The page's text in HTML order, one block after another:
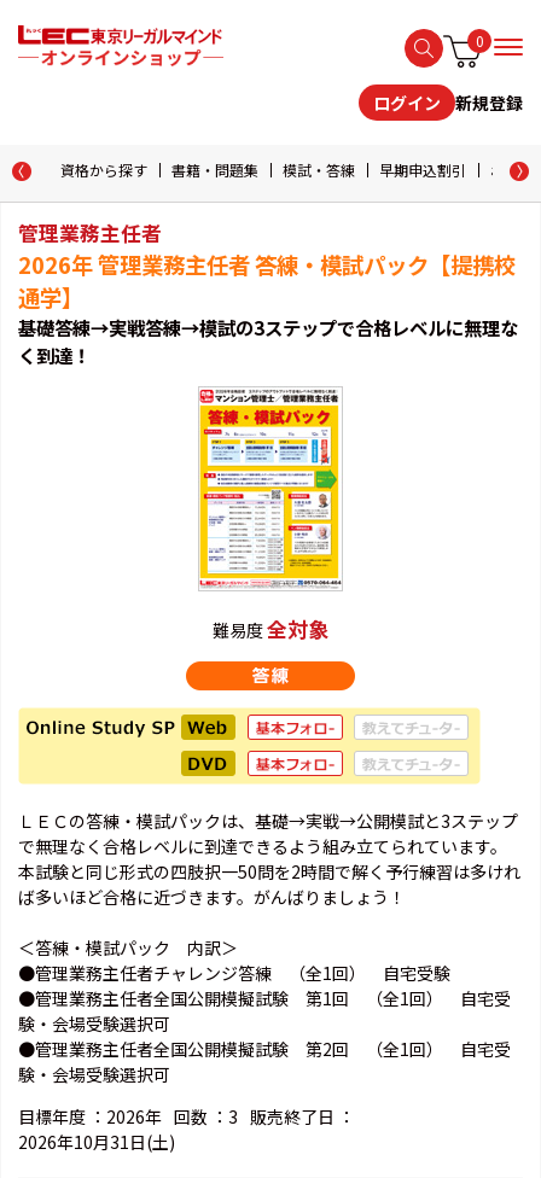
0
ログイン 新規登録
資格から探す 書籍・問題集 模試・答練 早期申込割引 おため
管理業務主任者
2026年 管理業務主任者 答練・模試パック【提携校
通学】
基礎答練→実戦答練→模試の3ステップで合格レベルに無理な
く到達！
難易度全対象
ＬＥＣの答練・模試パックは、基礎→実戦→公開模試と3ステップ
で無理なく合格レベルに到達できるよう組み立てられています。
本試験と同じ形式の四肢択一50問を2時間で解く予行練習は多けれ
ば多いほど合格に近づきます。がんばりましょう！
＜答練・模試パック 内訳＞
●管理業務主任者チャレンジ答練 （全1回） 自宅受験
●管理業務主任者全国公開模擬試験 第1回 （全1回） 自宅受
験・会場受験選択可
●管理業務主任者全国公開模擬試験 第2回 （全1回） 自宅受
験・会場受験選択可
目標年度 ： 2026年 回数 ： 3 販売終了日 ：
2026年10月31日(土)